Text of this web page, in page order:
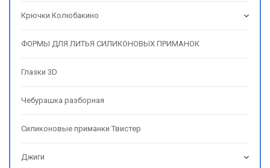
Крючки Колюбакино
ФОРМЫ ДЛЯ ЛИТЬЯ СИЛИКОНОВЫХ ПРИМАНОК
Глазки 3D
Чебурашка разборная
Силиконовые приманки Твистер
Джиги